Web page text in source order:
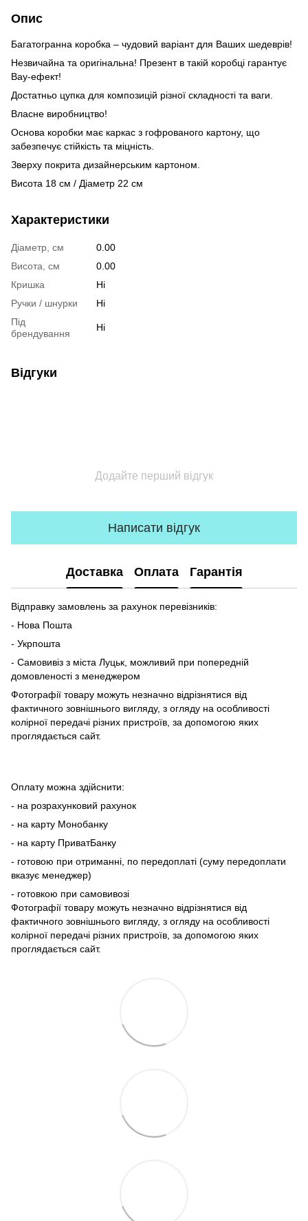
Опис
Багатогранна коробка – чудовий варіант для Ваших шедеврів!
Незвичайна та оригінальна! Презент в такій коробці гарантує
Вау-ефект!
Достатньо цупка для композицій різної складності та ваги.
Власне виробництво!
Основа коробки має каркас з гофрованого картону, що
забезпечує стійкість та міцність.
Зверху покрита дизайнерським картоном.
Висота 18 см / Діаметр 22 см
Характеристики
Діаметр, см
0.00
Висота, см
0.00
Кришка
Ні
Ручки / шнурки
Ні
Під
брендування
Ні
Відгуки
Додайте перший відгук
Написати відгук
Доставка Оплата Гарантія
Відправку замовлень за рахунок перевізників:
- Нова Пошта
- Укрпошта
- Самовивіз з міста Луцьк, можливий при попередній
домовленості з менеджером
Фотографії товару можуть незначно відрізнятися від
фактичного зовнішнього вигляду, з огляду на особливості
колірної передачі різних пристроїв, за допомогою яких
проглядається сайт.
Оплату можна здійснити:
- на розрахунковий рахунок
- на карту Монобанку
- на карту ПриватБанку
- готовою при отриманні, по передоплаті (суму передоплати
вказує менеджер)
- готовкою при самовивозі
Фотографії товару можуть незначно відрізнятися від
фактичного зовнішнього вигляду, з огляду на особливості
колірної передачі різних пристроїв, за допомогою яких
проглядається сайт.